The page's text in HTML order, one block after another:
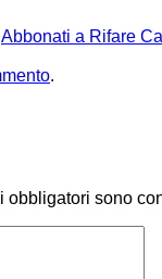
Abbonati a Rifare
.
obbligatori sono